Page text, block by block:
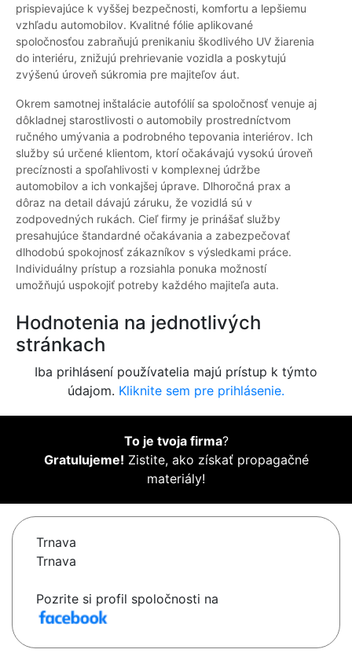
prispievajúce k vyššej bezpečnosti, komfortu a lepšiemu
vzhľadu automobilov. Kvalitné fólie aplikované
spoločnosťou zabraňujú prenikaniu škodlivého UV žiarenia
do interiéru, znižujú prehrievanie vozidla a poskytujú
zvýšenú úroveň súkromia pre majiteľov áut.
Okrem samotnej inštalácie autofólií sa spoločnosť venuje aj
dôkladnej starostlivosti o automobily prostredníctvom
ručného umývania a podrobného tepovania interiérov. Ich
služby sú určené klientom, ktorí očakávajú vysokú úroveň
precíznosti a spoľahlivosti v komplexnej údržbe
automobilov a ich vonkajšej úprave. Dlhoročná prax a
dôraz na detail dávajú záruku, že vozidlá sú v
zodpovedných rukách. Cieľ firmy je prinášať služby
presahujúce štandardné očakávania a zabezpečovať
dlhodobú spokojnosť zákazníkov s výsledkami práce.
Individuálny prístup a rozsiahla ponuka možností
umožňujú uspokojiť potreby každého majiteľa auta.
Hodnotenia na jednotlivých
stránkach
Iba prihlásení používatelia majú prístup k týmto
údajom. Kliknite sem pre prihlásenie.
To je tvoja firma?
Gratulujeme! Zistite, ako získať propagačné
materiály!
Trnava
Trnava
Pozrite si profil spoločnosti na